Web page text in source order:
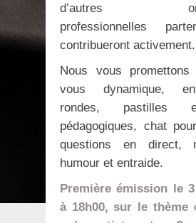
d’autres
professionnelles
contribueront activement.
Nous vous promettons
vous dynamique,
rondes, pastilles
pédagogiques, chat
questions en direct,
humour et entraide.
Première émission le
à 18h00, sur le thème